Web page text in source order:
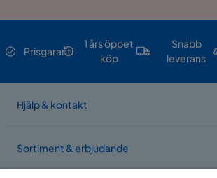
Prisgaranti
1 års öppet
köp
Snabb
leverans
Hjälp & kontakt
Sortiment & erbjudande